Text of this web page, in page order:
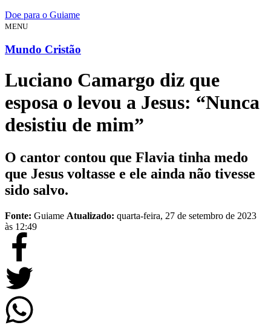
Doe para o Guiame
MENU
Mundo Cristão
Luciano Camargo diz que
esposa o levou a Jesus: “Nunca
desistiu de mim”
O cantor contou que Flavia tinha medo
que Jesus voltasse e ele ainda não tivesse
sido salvo.
Fonte: Guiame Atualizado: quarta-feira, 27 de setembro de 2023
às 12:49